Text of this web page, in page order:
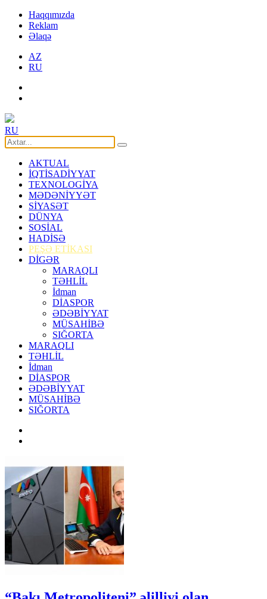
Haqqımızda
Reklam
Əlaqə
AZ
RU
RU
AKTUAL
İQTİSADİYYAT
TEXNOLOGİYA
MƏDƏNİYYƏT
SİYASƏT
DÜNYA
SOSİAL
HADİSƏ
PEŞƏ ETİKASI
DİGƏR
MARAQLI
TƏHLİL
İdman
DİASPOR
ƏDƏBİYYAT
MÜSAHİBƏ
SIĞORTA
MARAQLI
TƏHLİL
İdman
DİASPOR
ƏDƏBİYYAT
MÜSAHİBƏ
SIĞORTA